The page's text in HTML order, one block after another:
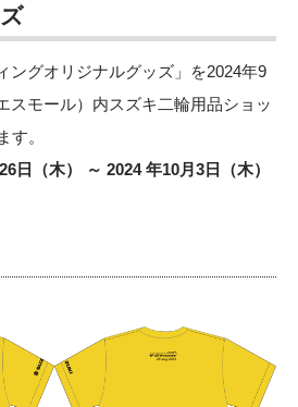
ングオリジナルグッズ」を2024年9
スモール）内スズキ二輪用品ショッ
す。
日（木） ～ 2024 年10月3日（木）